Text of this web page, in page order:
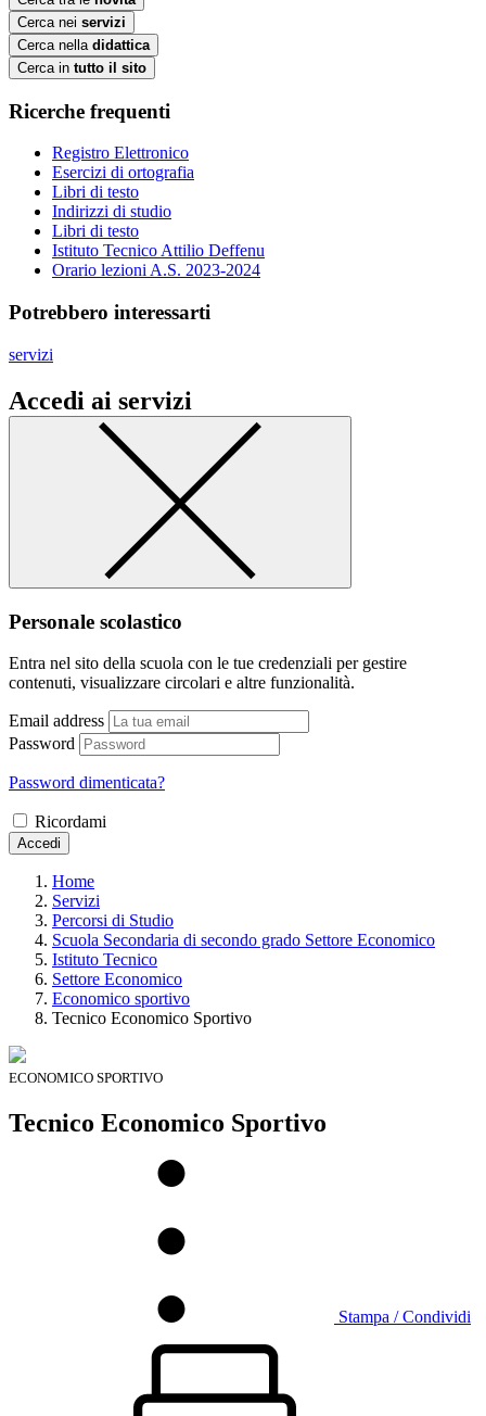
Cerca nei servizi
Cerca nella didattica
Cerca in tutto il sito
Ricerche frequenti
Registro Elettronico
Esercizi di ortografia
Libri di testo
Indirizzi di studio
Libri di testo
Istituto Tecnico Attilio Deffenu
Orario lezioni A.S. 2023-2024
Potrebbero interessarti
servizi
Accedi ai servizi
Personale scolastico
Entra nel sito della scuola con le tue credenziali per gestire
contenuti, visualizzare circolari e altre funzionalità.
Email address
Password
Password dimenticata?
Ricordami
Accedi
Home
Servizi
Percorsi di Studio
Scuola Secondaria di secondo grado Settore Economico
Istituto Tecnico
Settore Economico
Economico sportivo
Tecnico Economico Sportivo
ECONOMICO SPORTIVO
Tecnico Economico Sportivo
Stampa / Condividi